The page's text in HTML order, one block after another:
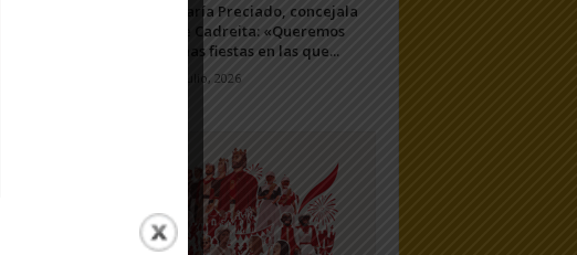
María Preciado, concejala
de Cadreita: «Queremos
unas fiestas en las que...
7 julio, 2026